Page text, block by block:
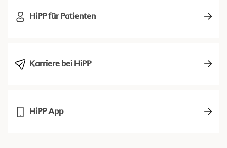
HiPP für Patienten
Karriere bei HiPP
HiPP App